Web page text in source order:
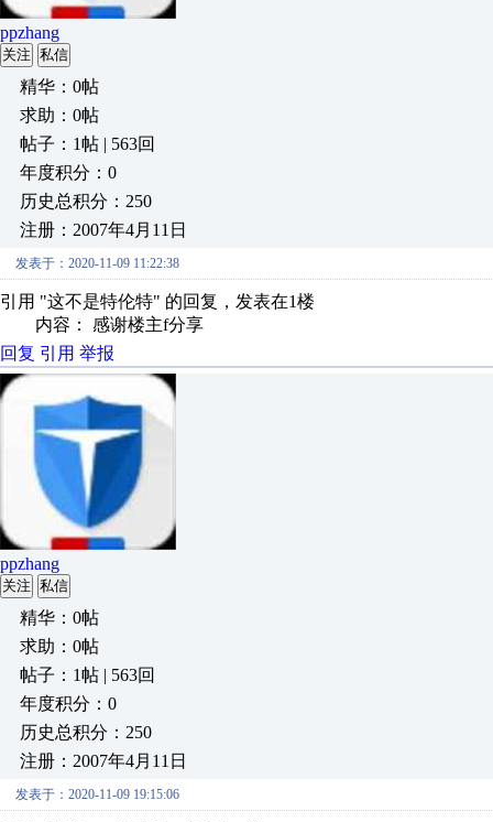
ppzhang
关注 私信
精华：0帖
求助：0帖
帖子：1帖 | 563回
年度积分：0
历史总积分：250
注册：2007年4月11日
发表于：2020-11-09 11:22:38
引用 "这不是特伦特" 的回复，发表在1楼
内容： 感谢楼主f分享
回复 引用 举报
ppzhang
关注 私信
精华：0帖
求助：0帖
帖子：1帖 | 563回
年度积分：0
历史总积分：250
注册：2007年4月11日
发表于：2020-11-09 19:15:06